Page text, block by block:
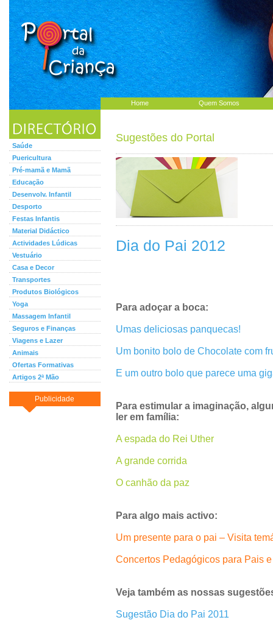
Home Quem Somos
Saúde
Puericultura
Pré-mamã e Mamã
Educação
Desenvolv. Infantil
Desporto
Festas Infantis
Material Didáctico
Actividades Lúdicas
Vestuário
Casa e Decor
Transportes
Produtos Biológicos
Yoga
Massagem Infantil
Seguros e Finanças
Viagens e Lazer
Animais
Ofertas Formativas
Artigos 2ª Mão
Publicidade
Sugestões do Portal
Dia do Pai 2012
Para adoçar a boca:
Umas deliciosas panquecas!
Um bonito bolo de Chocolate com
E um outro bolo que parece uma
Para estimular a imaginação,
ler em família:
A espada do Rei Uther
A grande corrida
O canhão da paz
Para algo mais activo:
Um presente para o pai – Visita
Concertos Pedagógicos para Pais
Veja também as nossas
Sugestão Dia do Pai 2011